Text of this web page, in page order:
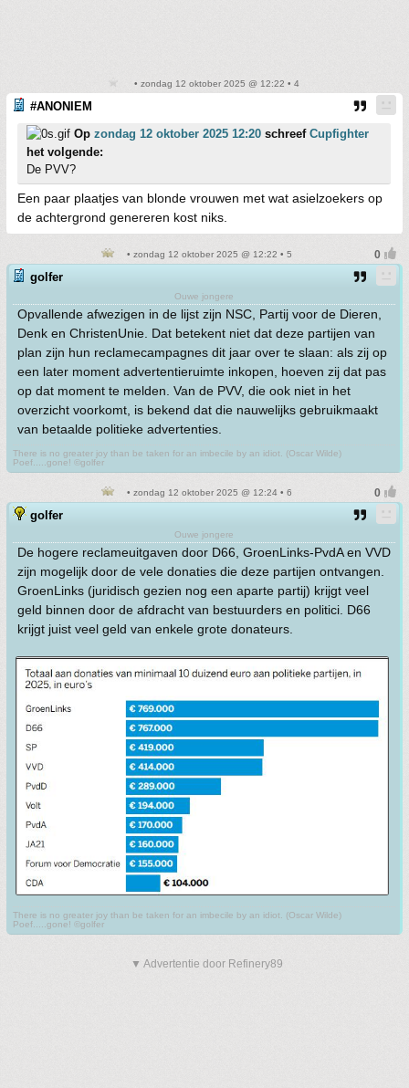
• zondag 12 oktober 2025 @ 12:22 • 4
#ANONIEM
Op zondag 12 oktober 2025 12:20 schreef Cupfighter
het volgende:
De PVV?
Een paar plaatjes van blonde vrouwen met wat asielzoekers op
de achtergrond genereren kost niks.
• zondag 12 oktober 2025 @ 12:22 • 5
golfer
Ouwe jongere
Opvallende afwezigen in de lijst zijn NSC, Partij voor de Dieren,
Denk en ChristenUnie. Dat betekent niet dat deze partijen van
plan zijn hun reclamecampagnes dit jaar over te slaan: als zij op
een later moment advertentieruimte inkopen, hoeven zij dat pas
op dat moment te melden. Van de PVV, die ook niet in het
overzicht voorkomt, is bekend dat die nauwelijks gebruikmaakt
van betaalde politieke advertenties.
There is no greater joy than be taken for an imbecile by an idiot. (Oscar Wilde)
Poef.....gone! ©golfer
• zondag 12 oktober 2025 @ 12:24 • 6
golfer
Ouwe jongere
De hogere reclameuitgaven door D66, GroenLinks-PvdA en VVD
zijn mogelijk door de vele donaties die deze partijen ontvangen.
GroenLinks (juridisch gezien nog een aparte partij) krijgt veel
geld binnen door de afdracht van bestuurders en politici. D66
krijgt juist veel geld van enkele grote donateurs.
There is no greater joy than be taken for an imbecile by an idiot. (Oscar Wilde)
Poef.....gone! ©golfer
▼ Advertentie door Refinery89